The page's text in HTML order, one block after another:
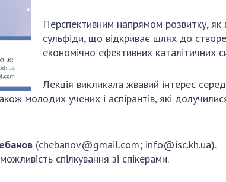
Перспективним напрямом розвитку, як
сульфіди, що відкриває шлях до
економічно ефективних каталітичних
Лекція викликала жвавий інтерес серед
молодих учених і аспірантів, які
(chebanov@gmail.com; info@isc.kh.ua).
спілкування зі спікерами.